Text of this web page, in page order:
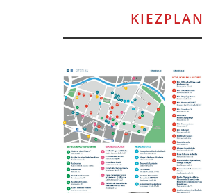
KIEZPLAN